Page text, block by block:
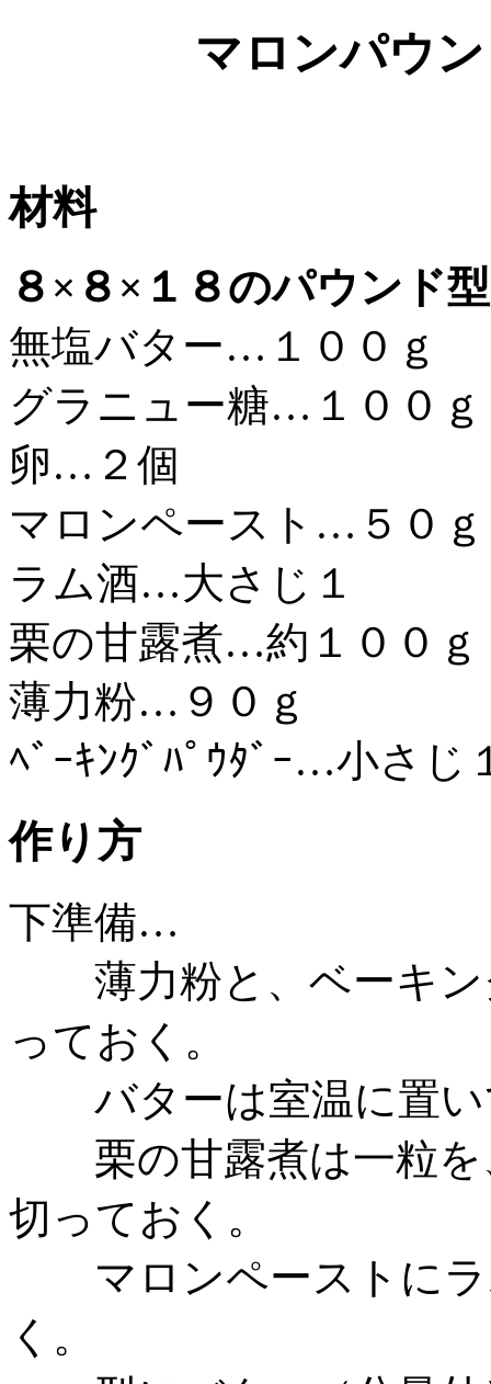
マロンパウ
材料
８×８×１８のパウンド型
無塩バター…１００ｇ
グラニュー糖…１００ｇ
卵…２個
マロンペースト…５０ｇ
ラム酒…大さじ１
栗の甘露煮…約１００ｇ
薄力粉…９０ｇ
ﾍﾞｰｷﾝｸﾞﾊﾟｳﾀﾞｰ…小さ
作り方
下準備…
薄力粉と、ベーキン
っておく。
バターは室温に置い
栗の甘露煮は一粒を
切っておく。
マロンペーストにラ
く。